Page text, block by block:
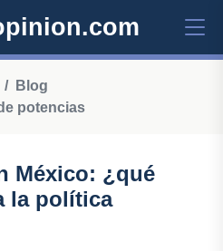
Blog
potencias
México: ¿qué
la política